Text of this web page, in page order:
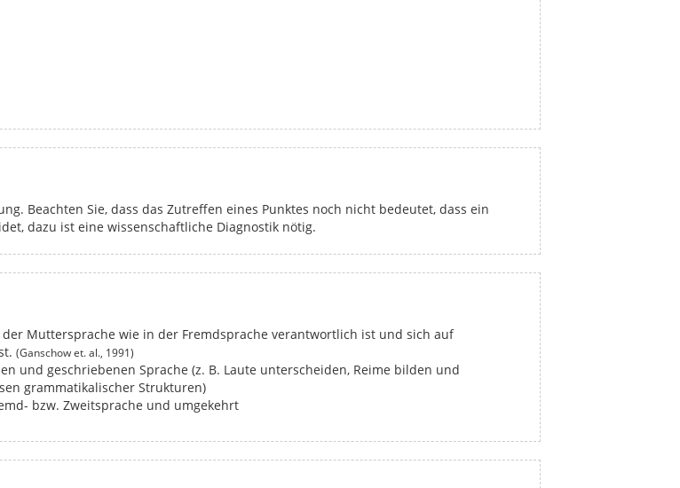
Beachten Sie, dass das Zutreffen eines Punktes noch nicht bedeutet, dass ein
dazu ist eine wissenschaftliche Diagnostik nötig.
Muttersprache wie in der Fremdsprache verantwortlich ist und sich auf
(Ganschow et. al., 1991)
und geschriebenen Sprache (z. B. Laute unterscheiden, Reime bilden und
grammatikalischer Strukturen)
bzw. Zweitsprache und umgekehrt